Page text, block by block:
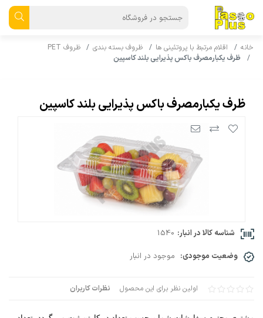
خانه اقلام مرتبط با پروتئینی ها ظروف بسته بندی
ظروف PET
ظرف یکبارمصرف باکس پذیرایی بلند کاسپین
ظرف یکبارمصرف باکس پذیرایی بلند کاسپین
اولین نظر برای این محصول نظرات کاربران
شناسه کالا در انبار: 1540
وضعیت موجودی: موجود در انبار